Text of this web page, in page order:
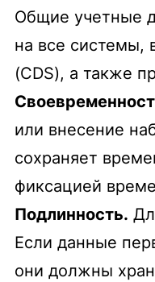
Общие учетные
на все системы,
(CDS), а также
или внесение
сохраняет
фиксацией
Подлинность.
Если данные
они должны